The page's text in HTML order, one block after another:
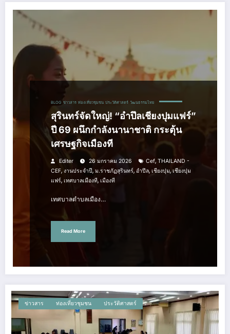
BLOG ข่าวสาร ท่องเที่ยวชุมชน ประวัติศาสตร์ วัฒนธรรมไทย
สุรินทร์จัดใหญ่! “อำปึลเชียงปุมแฟร์”
ปี 69 ผนึกกำลังนานาชาติ กระตุ้น
เศรษฐกิจเมืองที
Editer 26 มกราคม 2026 Cef, THAILAND -
CEF, งานประจำปี, ม.ราชภัฏสุรินทร์, อำปึล, เชียงปุม, เชียงปุม
แฟร์, เทศบาลเมืองที, เมืองที
เทศบาลตำบลเมือง…
Read More
ข่าวสาร ท่องเที่ยวชุมชน ประวัติศาสตร์